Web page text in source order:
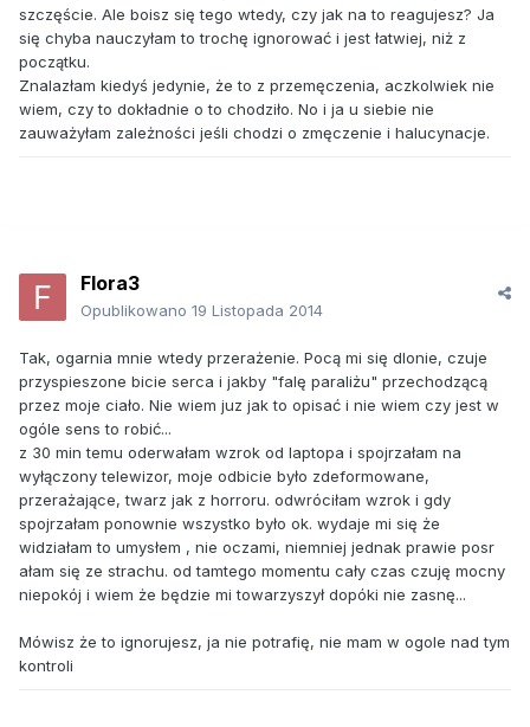
szczęście. Ale boisz się tego wtedy, czy jak na to reagujesz? Ja
się chyba nauczyłam to trochę ignorować i jest łatwiej, niż z
początku.
Znalazłam kiedyś jedynie, że to z przemęczenia, aczkolwiek nie
wiem, czy to dokładnie o to chodziło. No i ja u siebie nie
zauważyłam zależności jeśli chodzi o zmęczenie i halucynacje.
Flora3
Opublikowano 19 Listopada 2014
Tak, ogarnia mnie wtedy przerażenie. Pocą mi się dlonie, czuje
przyspieszone bicie serca i jakby "falę paraliżu" przechodzącą
przez moje ciało. Nie wiem juz jak to opisać i nie wiem czy jest w
ogóle sens to robić...
z 30 min temu oderwałam wzrok od laptopa i spojrzałam na
wyłączony telewizor, moje odbicie było zdeformowane,
przerażające, twarz jak z horroru. odwróciłam wzrok i gdy
spojrzałam ponownie wszystko było ok. wydaje mi się że
widziałam to umysłem , nie oczami, niemniej jednak prawie posr
ałam się ze strachu. od tamtego momentu cały czas czuję mocny
niepokój i wiem że będzie mi towarzyszył dopóki nie zasnę...
Mówisz że to ignorujesz, ja nie potrafię, nie mam w ogole nad tym
kontroli